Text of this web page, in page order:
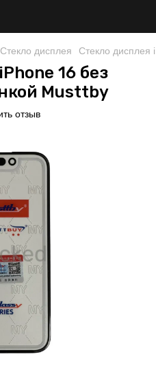
Стекло дисплея Стекло дисплея
16 без
Musttby
отзыв